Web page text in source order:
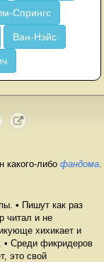
Спрингс
Ван-Нэйс
какого-либо фандома
• Пишут как раз
читал и не
хихикает и
• Среди фикридеров
это свой